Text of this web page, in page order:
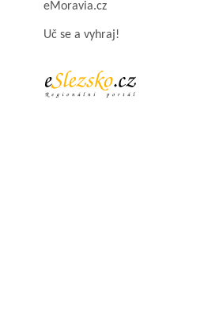
eMoravia.cz
Uč se a vyhraj!